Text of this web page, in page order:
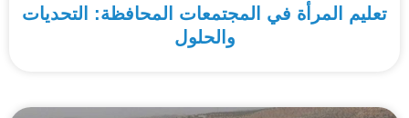
تعليم المرأة في المجتمعات المحافظة: التحديات
والحلول